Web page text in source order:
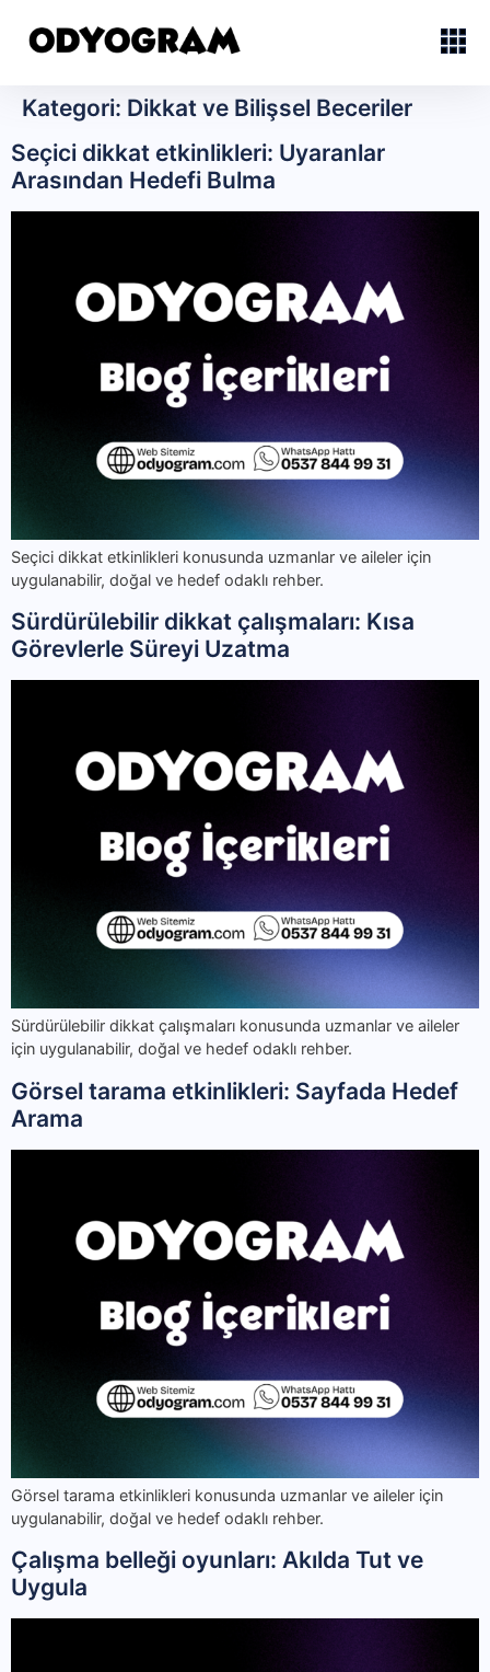
Kategori: Dikkat ve Bilişsel Beceriler
Seçici dikkat etkinlikleri: Uyaranlar
Arasından Hedefi Bulma
Seçici dikkat etkinlikleri konusunda uzmanlar ve aileler için
uygulanabilir, doğal ve hedef odaklı rehber.
Sürdürülebilir dikkat çalışmaları: Kısa
Görevlerle Süreyi Uzatma
Sürdürülebilir dikkat çalışmaları konusunda uzmanlar ve aileler
için uygulanabilir, doğal ve hedef odaklı rehber.
Görsel tarama etkinlikleri: Sayfada Hedef
Arama
Görsel tarama etkinlikleri konusunda uzmanlar ve aileler için
uygulanabilir, doğal ve hedef odaklı rehber.
Çalışma belleği oyunları: Akılda Tut ve
Uygula